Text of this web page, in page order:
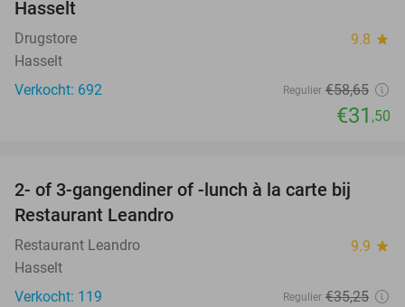
Hasselt
Drugstore 9.8 star
Hasselt
Verkocht: 692
Regulier €58,65
€31 ,50
35%
2- of 3-gangendiner of -lunch à la carte bij
Restaurant Leandro
Restaurant Leandro 9.9 star
Hasselt
Verkocht: 119
Regulier €35,25